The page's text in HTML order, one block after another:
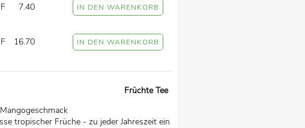
7.40
16.70
Früchte Tee
tropischer Früche - zu jeder Jahreszeit ein